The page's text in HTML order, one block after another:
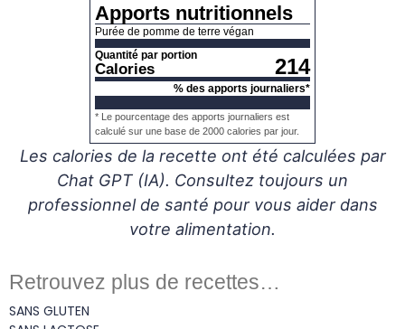
Apports nutritionnels
Purée de pomme de terre végan
Quantité par portion
Calories 214
% des apports journaliers*
* Le pourcentage des apports journaliers est
calculé sur une base de 2000 calories par jour.
Les calories de la recette ont été calculées par
Chat GPT (IA). Consultez toujours un
professionnel de santé pour vous aider dans
votre alimentation.
Retrouvez plus de recettes…
SANS GLUTEN